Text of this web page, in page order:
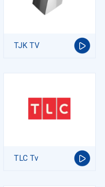
TJK TV
TLC Tv